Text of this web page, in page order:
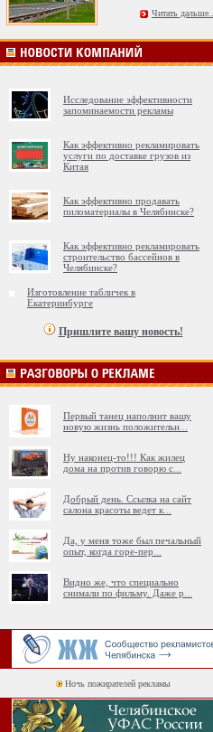
Читать дальше...
Исследование эффективности
запоминаемости рекламы
Как эффективно рекламировать
услуги по доставке грузов из
Китая
Как эффективно продавать
пиломатериалы в Челябинске?
Как эффективно рекламировать
строительство бассейнов в
Челябинске?
Изготовление табличек в
Екатеринбурге
Пришлите вашу новость!
Первый танец наполнит вашу
новую жизнь положительн
Ну наконец-то!!! Как жилец
дома на против говорю с
Добрый день. Ссылка на сайт
салона красоты ведет к
Да, у меня тоже был печальный
опыт, когда горе-пер
Видно же, что специально
снимали по фильму. Даже р
Ночь пожирателей рекламы